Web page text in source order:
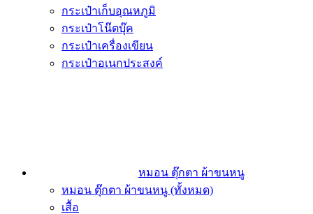
กระเป๋าเก็บอุณหภูมิ
กระเป๋าโน๊ตบุ๊ค
กระเป๋าเครื่องเขียน
กระเป๋าอเนกประสงค์
หมอน ตุ๊กตา ผ้าขนหนู
หมอน ตุ๊กตา ผ้าขนหนู (ทั้งหมด)
เสื้อ